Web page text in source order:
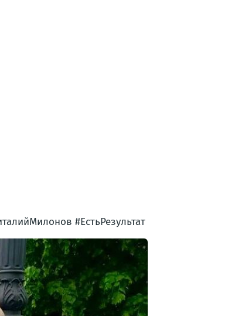
#ЕстьРезультат